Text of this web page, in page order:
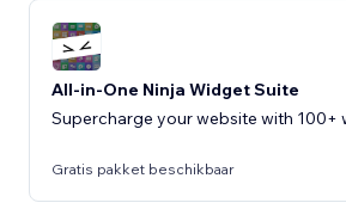
All-in-One Ninja Widget Suite
Supercharge your website with 100+
Gratis pakket beschikbaar